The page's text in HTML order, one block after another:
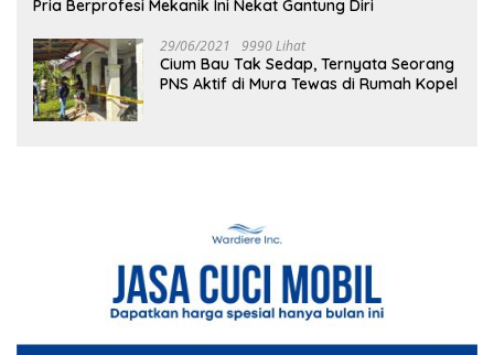
Pria Berprofesi Mekanik Ini Nekat Gantung Diri
29/06/2021 9990 Lihat
Cium Bau Tak Sedap, Ternyata Seorang
PNS Aktif di Mura Tewas di Rumah Kopel